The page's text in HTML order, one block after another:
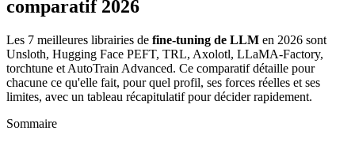
comparatif 2026
Les 7 meilleures librairies de fine-tuning de LLM en 2026 sont
Unsloth, Hugging Face PEFT, TRL, Axolotl, LLaMA-Factory,
torchtune et AutoTrain Advanced. Ce comparatif détaille pour
chacune ce qu'elle fait, pour quel profil, ses forces réelles et ses
limites, avec un tableau récapitulatif pour décider rapidement.
Sommaire